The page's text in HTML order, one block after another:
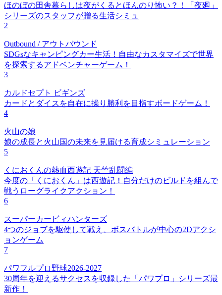
ほのぼの田舎暮らしは夜がくるとほんのり怖い？！「夜廻」
シリーズのスタッフが贈る生活シミュ
2
Outbound / アウトバウンド
SDGsなキャンピングカー生活！自由なカスタマイズで世界
を探索するアドベンチャーゲーム！
3
カルドセプト ビギンズ
カードとダイスを自在に操り勝利を目指すボードゲーム！
4
火山の娘
娘の成長と火山国の未来を見届ける育成シミュレーション
5
くにおくんの熱血西遊記 天竺乱闘編
今度の「くにおくん」は西遊記！自分だけのビルドを組んで
戦うローグライクアクション！
6
スーパーカービィハンターズ
4つのジョブを駆使して戦え、ボスバトルが中心の2Dアクシ
ョンゲーム
7
パワフルプロ野球2026-2027
30周年を迎えるサクセスを収録した「パワプロ」シリーズ最
新作！